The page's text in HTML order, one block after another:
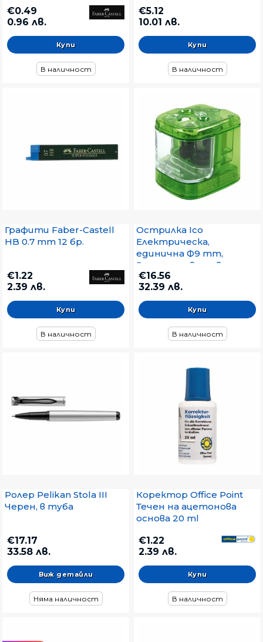
€0.49
0.96 лв.
В наличност
нечупливи, Цветен
микс
€5.12
10.01 лв.
В наличност
Графити Faber-Castell
HB 0.7 mm 12 бр.
€1.22
2.39 лв.
В наличност
Острилка Ico
Електрическа,
единична Ф9 mm,
Различни цветове
€16.56
32.39 лв.
В наличност
Ролер Pelikan Stola III
Черен, в туба
€17.17
33.58 лв.
Виж детайли
Няма наличност
Коректор Office Point
Течен на ацетонова
основа 20 ml
€1.22
2.39 лв.
В наличност